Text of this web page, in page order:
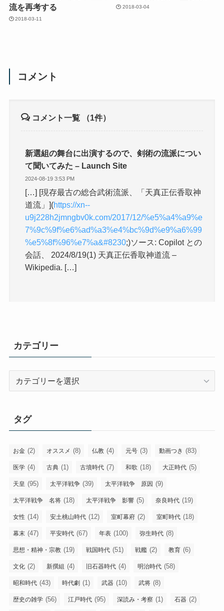
流を再考する
2018-03-11
2018-03-04
コメント
コメント一覧 （1件）
新選組の舞台に出演するので、剣術の流派につい
て聞いてみた – Launch Site
2024-08-19 3:53 PM
[…] [現存最古の総合武術流派、「天真正伝香取神
道流」](https://xn--
u9j228h2jmngbv0k.com/2017/12/%e5%a4%a9%e
7%9c%9f%e6%ad%a3%e4%bc%9d%e9%a6%99
%e5%8f%96%e7%a&#8230;)ソース: Copilot との
会話、 2024/8/19(1) 天真正伝香取神道流 –
Wikipedia. […]
カテゴリー
ー
タグ
お金 (2) オススメ (8) 仏教 (4) 元号 (3) 動画つき (83)
医学 (4) 古典 (1) 古墳時代 (7) 和歌 (18) 大正時代 (5)
天皇 (95) 太平洋戦争 (39) 太平洋戦争 原因 (9)
太平洋戦争 名将 (18) 太平洋戦争 影響 (5) 奈良時代 (19)
女性 (14) 安土桃山時代 (12) 室町幕府 (2) 室町時代 (18)
幕末 (47) 平安時代 (67) 年表 (100) 弥生時代 (8)
思想・精神・宗教 (19) 戦国時代 (51) 戦艦 (2) 教育 (6)
文化 (2) 新撰組 (4) 旧石器時代 (4) 明治時代 (58)
昭和時代 (43) 時代劇 (1) 武器 (10) 武将 (8)
歴史の雑学 (56) 江戸時代 (95) 深読み・考察 (1) 石器 (2)